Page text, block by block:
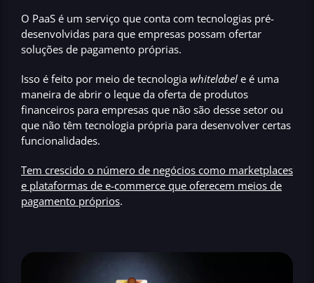
O PaaS é um serviço que conta com tecnologias pré-
desenvolvidas para que empresas possam ofertar
soluções de pagamento próprias.
Isso é feito por meio de tecnologia whitelabel e é uma
maneira de abrir o leque da oferta de produtos
financeiros para empresas que não são desse setor ou
que não têm tecnologia própria para desenvolver certas
funcionalidades.
Tem crescido o número de negócios como marketplaces
e plataformas de e-commerce que oferecem meios de
pagamento próprios.